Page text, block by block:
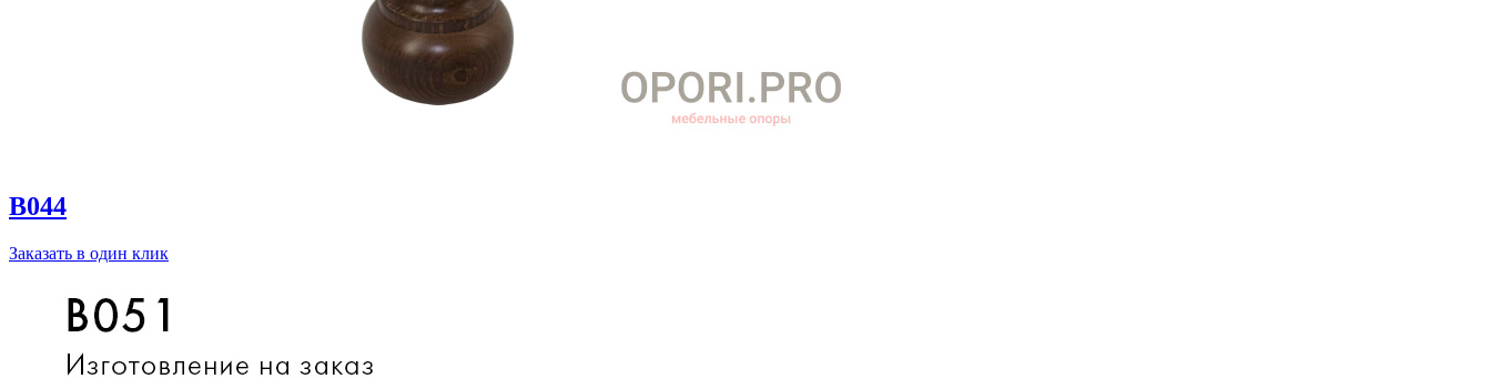
B044
Заказать в один клик